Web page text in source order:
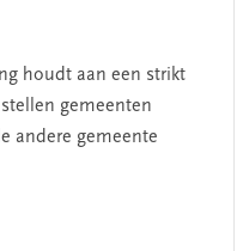
houdt aan een strikt
gemeenten
andere gemeente